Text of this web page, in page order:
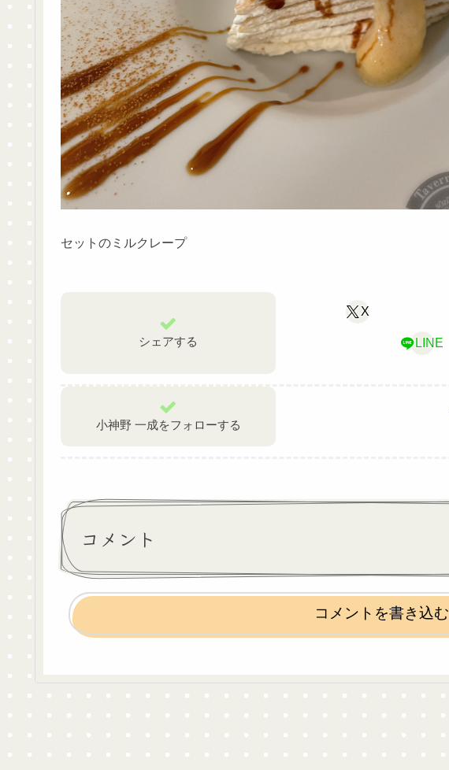
セットのミルクレープ
シェアする
X
LINE
小神野 一成をフォローする
コメント
コメントを書き込む